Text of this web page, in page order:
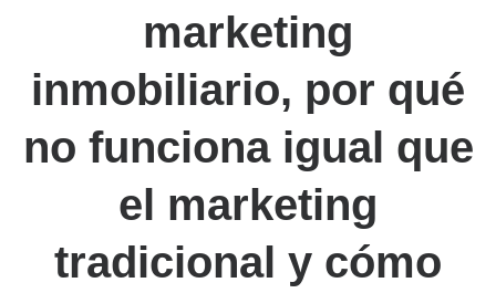
marketing
inmobiliario, por qué
no funciona igual que
el marketing
tradicional y cómo